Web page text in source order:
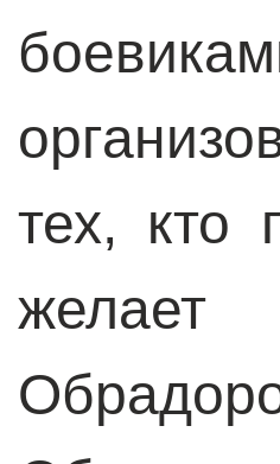
тех, кто